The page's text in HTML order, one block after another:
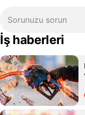
İş haberleri